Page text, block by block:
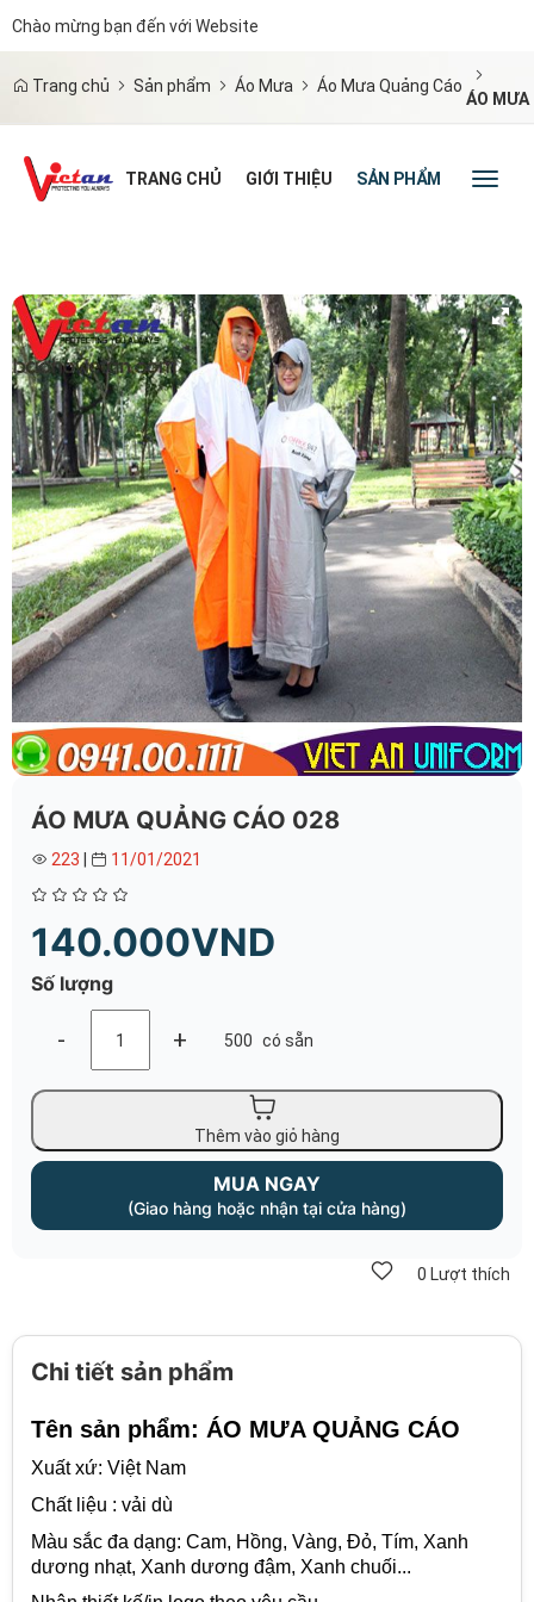
Chào mừng bạn đến với Website
Trang chủ Sản phẩm Áo Mưa Áo Mưa Quảng Cáo
ÁO MƯA
TRANG CHỦ GIỚI THIỆU SẢN PHẨM TIN TỨC
ÁO MƯA QUẢNG CÁO 028
223 11/01/2021
140.000VND
Số lượng
- + 500 có sẵn
Thêm vào giỏ hàng
MUA NGAY
(Giao hàng hoặc nhận tại cửa hàng)
0 Lượt thích
Chi tiết sản phẩm
Tên sản phẩm: ÁO MƯA QUẢNG CÁO
Xuất xứ: Việt Nam
Chất liệu : vải dù
Màu sắc đa dạng: Cam, Hồng, Vàng, Đỏ, Tím, Xanh
dương nhạt, Xanh dương đậm, Xanh chuối...